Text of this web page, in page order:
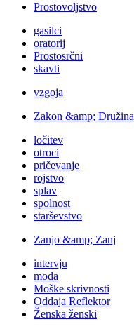
Prostovoljstvo
gasilci
oratorij
Prostosrčni
skavti
vzgoja
Zakon &amp; Družina
ločitev
otroci
pričevanje
rojstvo
splav
spolnost
starševstvo
Zanjo &amp; Zanj
intervju
moda
Moške skrivnosti
Oddaja Reflektor
Ženska ženski